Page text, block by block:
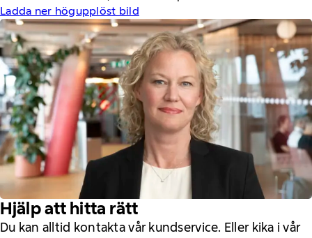
Ladda ner högupplöst bild
Hjälp att hitta rätt
Du kan alltid kontakta vår kundservice. Eller kika i vår